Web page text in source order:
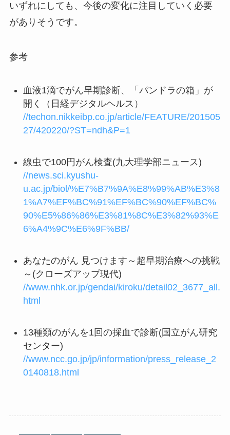
いずれにしても、今後の変化に注目していく必要
がありそうです。
参考
血液1滴でがん早期診断、「パンドラの箱」が
開く（日経デジタルヘルス）
//techon.nikkeibp.co.jp/article/FEATURE/201505
27/420220/?ST=ndh&P=1
線虫で100円がん検査(九大理学部ニュース)
//news.sci.kyushu-
u.ac.jp/biol/%E7%B7%9A%E8%99%AB%E3%8
1%A7%EF%BC%91%EF%BC%90%EF%BC%
90%E5%86%86%E3%81%8C%E3%82%93%E
6%A4%9C%E6%9F%BB/
あなたのがん 見つけます～超早期治療への挑戦
～(クローズアップ現代)
//www.nhk.or.jp/gendai/kiroku/detail02_3677_all.
html
13種類のがんを1回の採血で診断(国立がん研究
センター)
//www.ncc.go.jp/jp/information/press_release_2
0140818.html